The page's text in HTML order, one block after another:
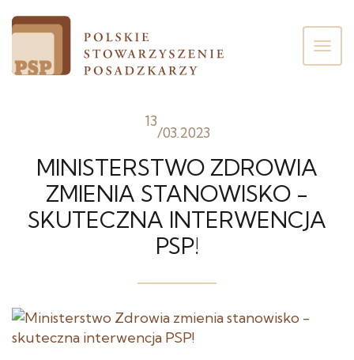
13
/03.2023
MINISTERSTWO ZDROWIA
ZMIENIA STANOWISKO -
SKUTECZNA INTERWENCJA
PSP!